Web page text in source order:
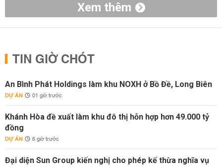
Xem thêm
TIN GIỜ CHÓT
An Bình Phát Holdings làm khu NOXH ở Bồ Đề, Long Biên
DỰ ÁN 01 giờ trước
Khánh Hòa đề xuất làm khu đô thị hỗn hợp hơn 49.000 tỷ
đồng
DỰ ÁN 6 giờ trước
Đại diện Sun Group kiến nghị cho phép kế thừa nghĩa vụ